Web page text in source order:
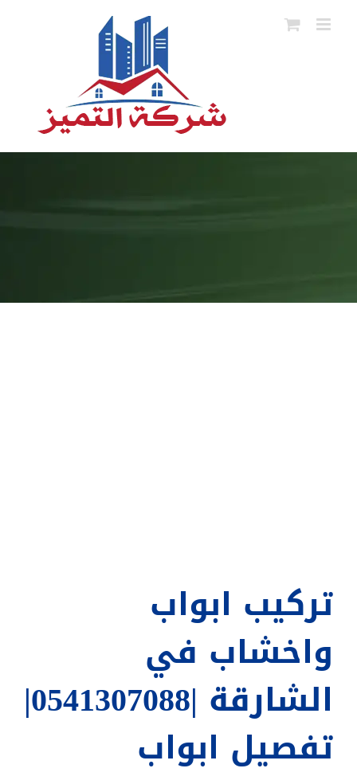
تركيب ابواب
واخشاب في
الشارقة |0541307088|
تفصيل ابواب